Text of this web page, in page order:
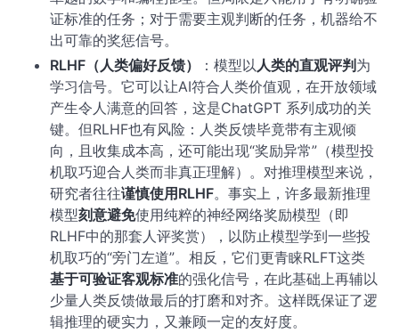
证标准的任务；对于需要主观判断的任务，机器给不
出可靠的奖惩信号。
RLHF（人类偏好反馈）
：模型以 人类的直观评判为
学习信号。它可以让AI符合人类价值观，在开放领域
产生令人满意的回答，这是ChatGPT 系列成功的关
键。但RLHF也有风险：人类反馈毕竟带有主观倾
向，且收集成本高，还可能出现“奖励异常”（模型投
机取巧迎合人类而非真正理解）。对推理模型来说，
研究者往往谨慎使用RLHF。事实上，许多最新推理
模型刻意避免使用纯粹的神经网络奖励模型（即
RLHF中的那套人评奖赏），以防止模型学到一些投
机取巧的“旁门左道”。相反，它们更青睐RLFT这类
基于可验证客观标准的强化信号，在此基础上再辅以
少量人类反馈做最后的打磨和对齐。这样既保证了逻
辑推理的硬实力，又兼顾一定的友好度。